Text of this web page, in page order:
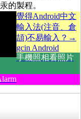
的製程。
覺得Android中文
輸入法(注音、倉
頡)不易輸入？→
gcin Android
手機照相看照片